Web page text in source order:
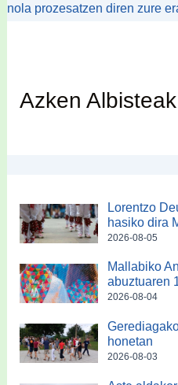
nola prozesatzen diren zure
Azken Albisteak
Lorentzo
hasiko dira
2026-08-05
Mallabiko
abuztuaren
2026-08-04
honetan
2026-08-03